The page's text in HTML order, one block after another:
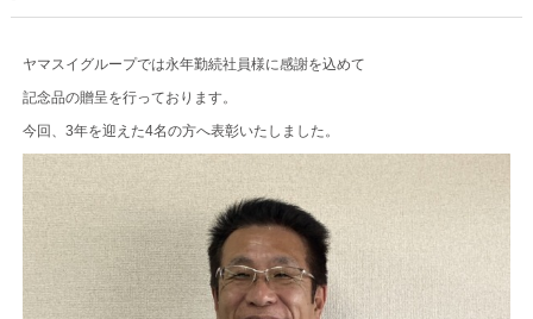
ヤマスイグループでは永年勤続社員様に感謝を込めて
記念品の贈呈を行っております。
今回、3年を迎えた4名の方へ表彰いたしました。